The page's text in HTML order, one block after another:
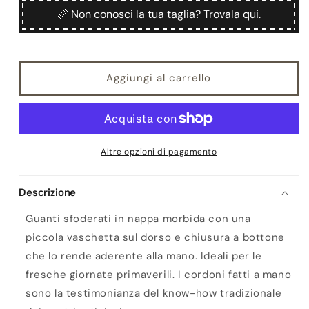
Nennella
Nennella
📏 Non conosci la tua taglia? Trovala qui.
Aggiungi al carrello
Altre opzioni di pagamento
Descrizione
Guanti sfoderati in nappa morbida con una
piccola vaschetta sul dorso e chiusura a bottone
che lo rende aderente alla mano. Ideali per le
fresche giornate primaverili. I cordoni fatti a mano
sono la testimonianza del know-how tradizionale